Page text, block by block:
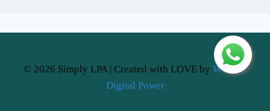
© 2026 Simply LPA | Created with LOVE by Website
Digital Power